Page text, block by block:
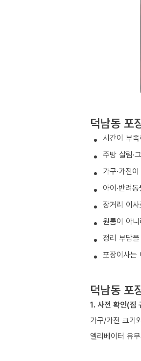
덕남동 포
시간이 부
주방 살림·
가구·가전
아이·반려
장거리 이
원룸이 아
정리 부담
포장이사는
덕남동 포
1. 사전 확인(짐
가구/가전 크기
엘리베이터 유